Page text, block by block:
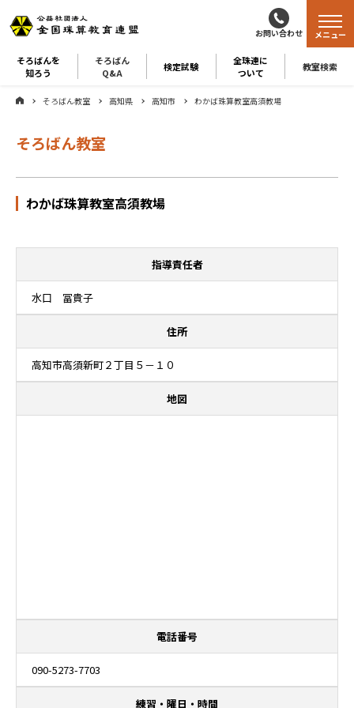
お問い合わせ
そろばんを
知ろう
そろばん
Q&A
検定試験
全珠連に
ついて
教室検索
メニュー
そろばん教室 高知県 高知市 わかば珠算教室高須教場
そろばん教室
わかば珠算教室高須教場
指導責任者
水口 冨貴子
住所
高知市高須新町２丁目５－１０
地図
電話番号
090-5273-7703
練習・曜日・時間